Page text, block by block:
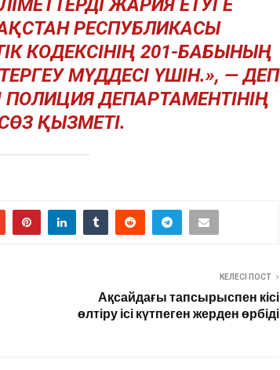
ЖАРИЯ ЕТУГЕ
РЕСПУБЛИКАСЫ
КОДЕКСІНІҢ 201-БАБЫНЫҢ
МҮДДЕСІ ҮШІН.», — ДЕП
ПОЛИЦИЯ ДЕПАРТАМЕНТІНІҢ
ҚЫЗМЕТІ.
КЕЛЕСІ ПОСТ
Ақсайдағы тапсырыспен кісі
өлтіру ісі күтпеген жерден өрбіді